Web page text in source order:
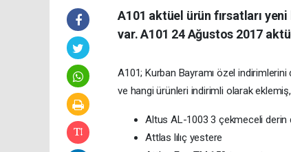
A101 aktüel ürün fırsatları
var. A101 24 Ağustos 2017
A101; Kurban Bayramı özel indirimlerini
ve hangi ürünleri indirimli olarak
Altus AL-1003 3 çekmeceli derin
Attlas lılıç yestere